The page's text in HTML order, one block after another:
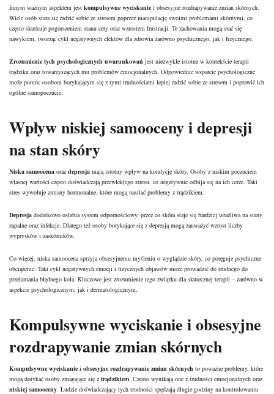
Innym ważnym aspektem jest kompulsywne wyciskanie i obsesyjne rozdrapywanie zmian skórnych.
Wiele osób stara się radzić sobie ze stresem poprzez manipulację swoimi problemami skórnymi, co
często skutkuje pogorszeniem stanu cery oraz wzrostem frustracji. Te zachowania mogą stać się
nawykiem, tworząc cykl negatywnych efektów dla zdrowia zarówno psychicznego, jak i fizycznego.
Zrozumienie tych psychologicznych uwarunkowań jest niezwykle istotne w kontekście terapii
trądziku oraz towarzyszących mu problemów emocjonalnych. Odpowiednie wsparcie psychologiczne
może pomóc osobom borykającym się z tymi trudnościami lepiej radzić sobie ze stresem i poprawić ich
ogólne samopoczucie.
Wpływ niskiej samooceny i depresji
na stan skóry
Niska samoocena oraz depresja mają istotny wpływ na kondycję skóry. Osoby z niskim poczuciem
własnej wartości często doświadczają przewlekłego stresu, co negatywnie odbija się na ich cerze . Taki
stres wywołuje zmiany hormonalne, które mogą nasilać problemy z trądzikiem.
Depresja dodatkowo osłabia system odpornościowy, przez co skóra staje się bardziej wrażliwa na stany
zapalne oraz infekcje. Dlatego też osoby borykające się z depresją mogą zauważyć wzrost liczby
wyprysków i zaskórników.
Co więcej, niska samoocena sprzyja obsesyjnemu myśleniu o wyglądzie skóry, co potęguje psychiczne
obciążenie. Taki cykl negatywnych emocji i fizycznych objawów może prowadzić do trudnego do
przełamania błędnego koła. Kluczowe jest zrozumienie tego związku dla skutecznej terapii – zarówno w
aspekcie psychologicznym, jak i dermatologicznym.
Kompulsywne wyciskanie i obsesyjne
rozdrapywanie zmian skórnych
Kompulsywne wyciskanie i obsesyjne rozdrapywanie zmian skórnych to poważne problemy, które
mogą dotykać osoby zmagające się z trądzikiem . Często wynikają one z trudności emocjonalnych oraz
niskiej samooceny . Ludzie doświadczający tych trudności spędzają długie godziny na kontrolowaniu